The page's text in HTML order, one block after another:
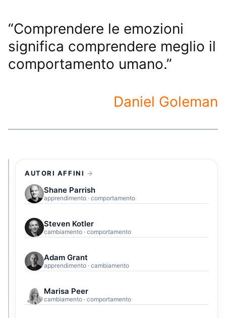
“Comprendere le emozioni
significa comprendere meglio il
comportamento umano.”
Daniel Goleman
AUTORI AFFINI
Shane Parrish
apprendimento · comportamento
Steven Kotler
cambiamento · comportamento
Adam Grant
apprendimento · cambiamento
Marisa Peer
cambiamento · comportamento